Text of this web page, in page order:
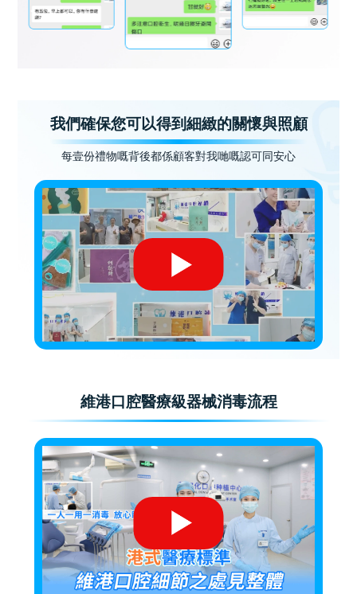
我們確保您可以得到細緻的關懷與照顧
每壹份禮物嘅背後都係顧客對我哋嘅認可同安心
維港口腔醫療級器械消毒流程